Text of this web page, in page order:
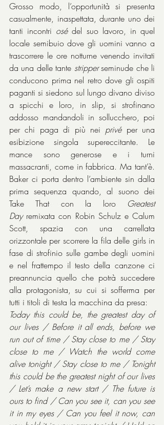
Grosso modo, l’opportunità si presenta
casualmente, inaspettata, durante uno dei
tanti incontri osé del suo lavoro, in quel
locale semibuio dove gli uomini vanno a
trascorrere le ore notturne venendo invitati
da una delle tante stripper seminude che li
conducono prima nel retro dove gli ospiti
paganti si siedono sul lungo divano diviso
a spicchi e loro, in slip, si strofinano
addosso mandandoli in sollucchero, poi
per chi paga di più nei privé per una
esibizione singola supereccitante. Le
mance sono generose e i turni
massacranti, come in fabbrica. Ma tant’è.
Baker ci porta dentro l’ambiente sin dalla
prima sequenza quando, al suono dei
Take That con la loro Greatest
Day remixata con Robin Schulz e Calum
Scott, spazia con una carrellata
orizzontale per scorrere la fila delle girls in
fase di strofinio sulle gambe degli uomini
e nel frattempo il testo della canzone ci
preannuncia quello che potrà succedere
alla protagonista, su cui si sofferma per
tutti i titoli di testa la macchina da presa:
Today this could be, the greatest day of
our lives / Before it all ends, before we
run out of time / Stay close to me / Stay
close to me / Watch the world come
alive tonight / Stay close to me / Tonight
this could be the greatest night of our lives
/ Let’s make a new start / The future is
ours to find / Can you see it, can you see
it in my eyes / Can you feel it now, can